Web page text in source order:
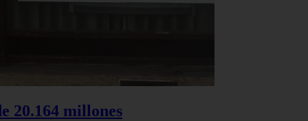
20.164 millones